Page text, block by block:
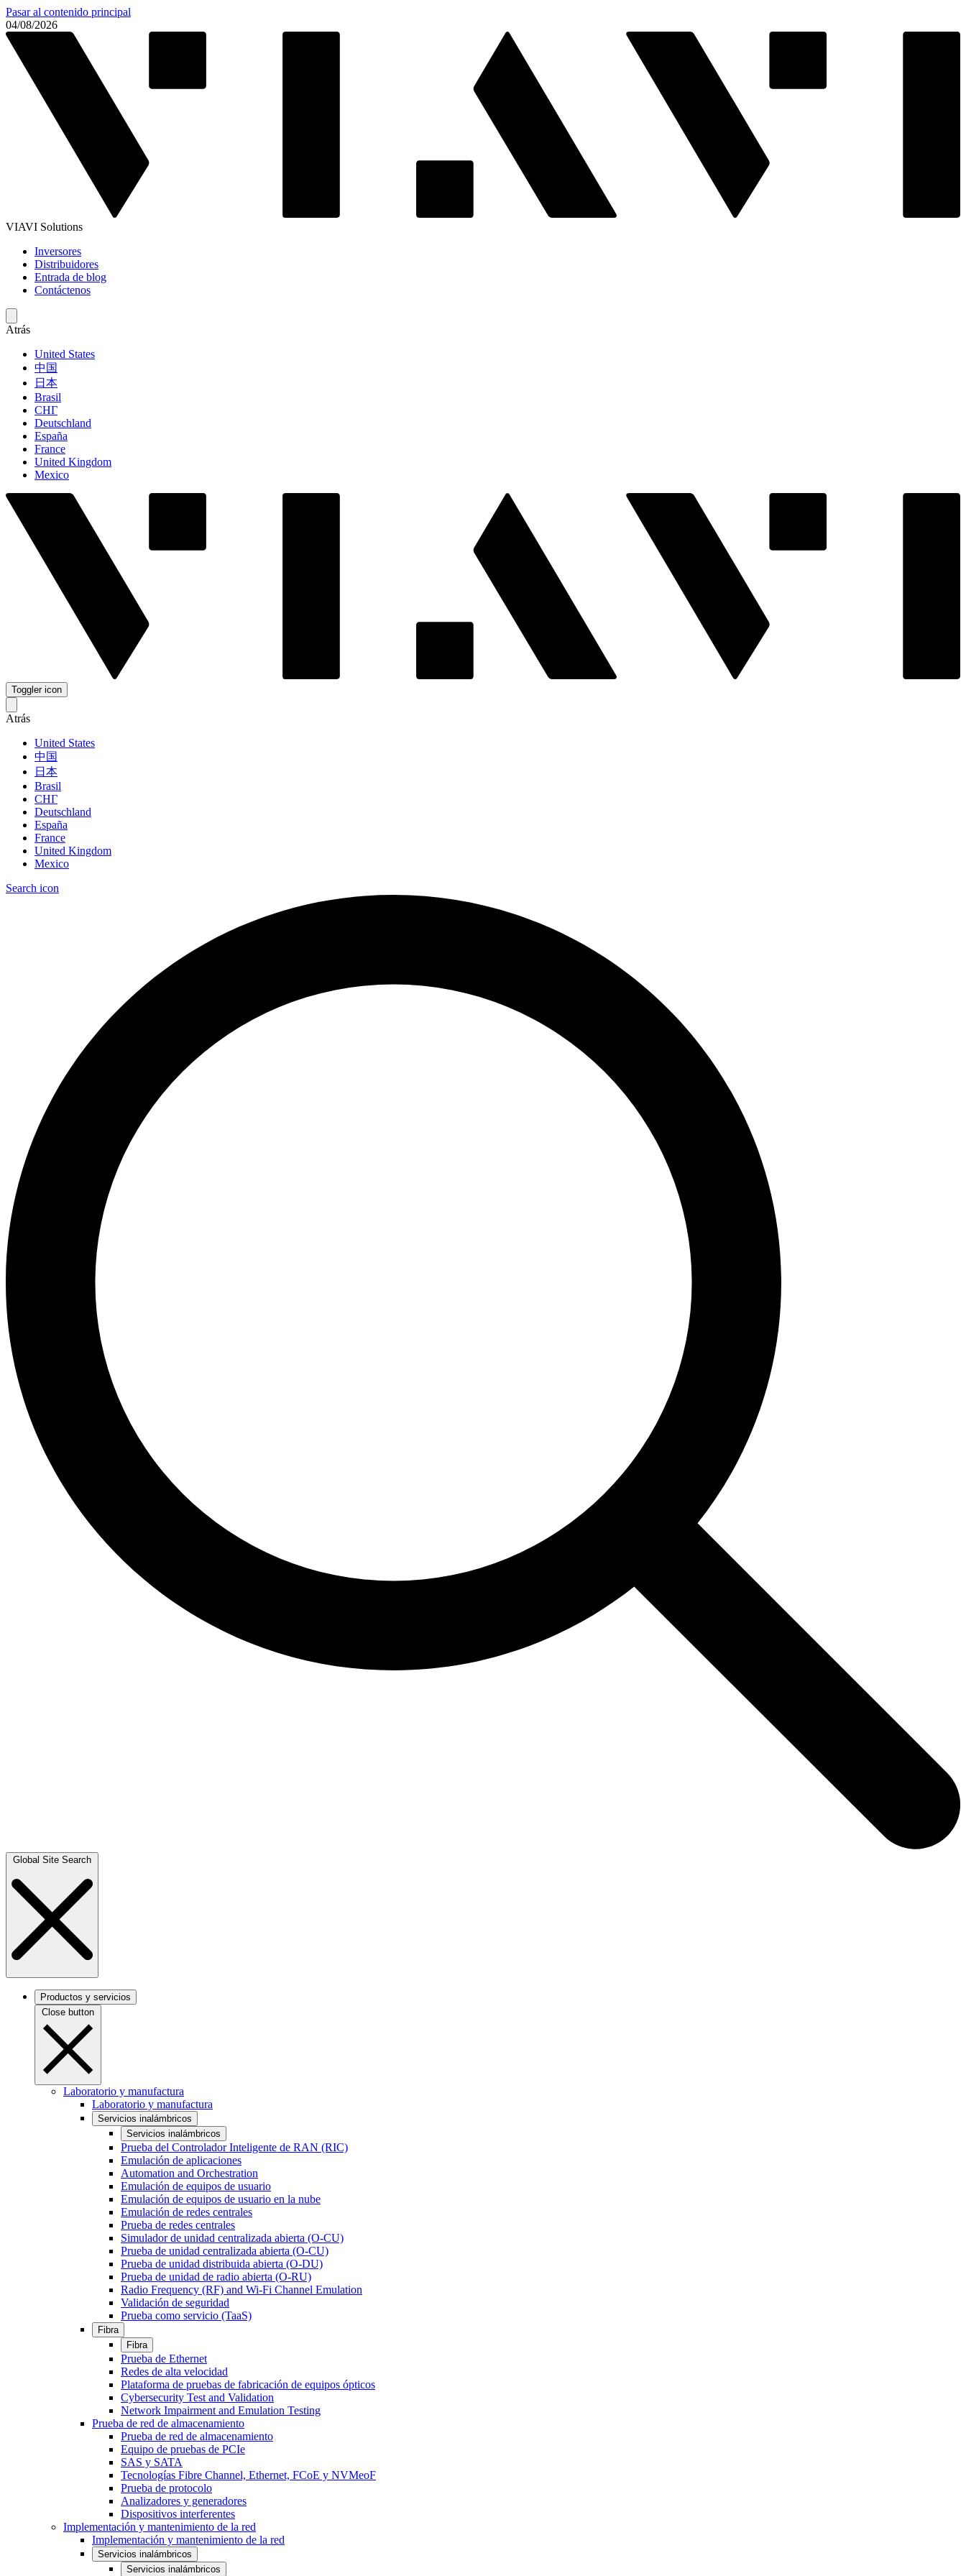
Pasar al contenido principal
04/08/2026
VIAVI Solutions
Inversores
Distribuidores
Entrada de blog
Contáctenos
Atrás
United States
中国
日本
Brasil
СНГ
Deutschland
España
France
United Kingdom
Mexico
Toggler icon
Atrás
United States
中国
日本
Brasil
СНГ
Deutschland
España
France
United Kingdom
Mexico
Search icon
Global Site Search
Productos y servicios
Close button
Laboratorio y manufactura
Laboratorio y manufactura
Servicios inalámbricos
Servicios inalámbricos
Prueba del Controlador Inteligente de RAN (RIC)
Emulación de aplicaciones
Automation and Orchestration
Emulación de equipos de usuario
Emulación de equipos de usuario en la nube
Emulación de redes centrales
Prueba de redes centrales
Simulador de unidad centralizada abierta (O-CU)
Prueba de unidad centralizada abierta (O-CU)
Prueba de unidad distribuida abierta (O-DU)
Prueba de unidad de radio abierta (O-RU)
Radio Frequency (RF) and Wi-Fi Channel Emulation
Validación de seguridad
Prueba como servicio (TaaS)
Fibra
Fibra
Prueba de Ethernet
Redes de alta velocidad
Plataforma de pruebas de fabricación de equipos ópticos
Cybersecurity Test and Validation
Network Impairment and Emulation Testing
Prueba de red de almacenamiento
Prueba de red de almacenamiento
Equipo de pruebas de PCIe
SAS y SATA
Tecnologías Fibre Channel, Ethernet, FCoE y NVMeoF
Prueba de protocolo
Analizadores y generadores
Dispositivos interferentes
Implementación y mantenimiento de la red
Implementación y mantenimiento de la red
Servicios inalámbricos
Servicios inalámbricos